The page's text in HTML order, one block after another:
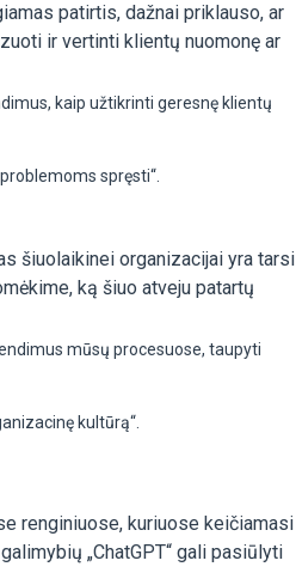
patirtis, dažnai priklauso, ar
ir vertinti klientų nuomonę ar
kaip užtikrinti geresnę klientų
spręsti“.
šiuolaikinei organizacijai yra tarsi
ką šiuo atveju patartų
mūsų procesuose, taupyti
kultūrą“.
renginiuose, kuriuose keičiamasi
„ChatGPT“ gali pasiūlyti